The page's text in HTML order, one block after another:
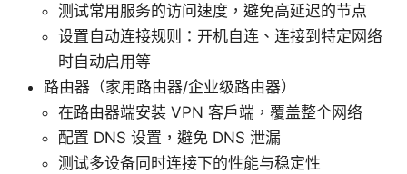
测试常用服务的访问速度，避免高延迟的节点
设置自动连接规则：开机自连、连接到特定网络
时自动启用等
路由器（家用路由器/企业级路由器）
在路由器端安装 VPN 客户端，覆盖整个网络
配置 DNS 设置，避免 DNS 泄漏
测试多设备同时连接下的性能与稳定性